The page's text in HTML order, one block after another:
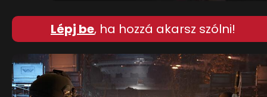
Lépj be, ha hozzá akarsz szólni!